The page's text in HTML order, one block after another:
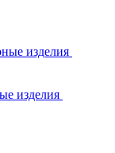
изделия
изделия